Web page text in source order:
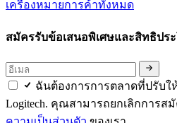
เครื่องหมายการค้าทั้งหมด
สมัครรับข้อเสนอพิเศษและสิทธิปร
ฉันต้องการการตลาดที่ปรับใ
Logitech. คุณสามารถยกเลิกการส